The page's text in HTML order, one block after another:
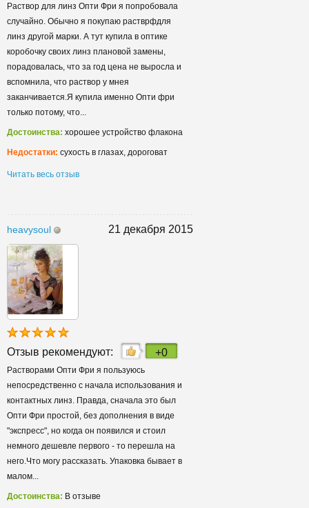
Раствор для линз Опти Фри я попробовала
случайно. Обычно я покупаю растврфдля
линз другой марки. А тут купила в оптике
коробочку своих линз плановой замены,
порадовалась, что за год цена не выросла и
вспомнила, что раствор у мнея
заканчивается.Я купила именно Опти фри
только потому, что...
Достоинства: хорошее устройство флакона
Недостатки: сухость в глазах, дороговат
Читать весь отзыв
heavysoul 21 декабря 2015
Отзыв рекомендуют: +0
Растворами Опти Фри я пользуюсь
непосредственно с начала использования и
контактных линз. Правда, сначала это был
Опти Фри простой, без дополнения в виде
"экспресс", но когда он появился и стоил
немного дешевле первого - то перешла на
него.Что могу рассказать. Упаковка бывает в
малом...
Достоинства: В отзыве